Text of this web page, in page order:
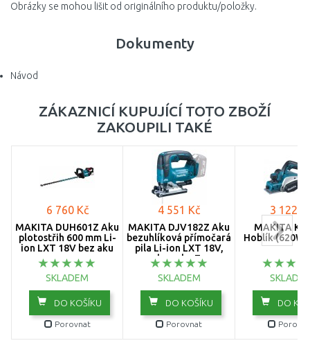
Obrázky se mohou lišit od originálního produktu/položky.
Dokumenty
Návod
ZÁKAZNICÍ KUPUJÍCÍ TOTO ZBOŽÍ
ZAKOUPILI TAKÉ
6 760 Kč
MAKITA DUH601Z Aku
plotostřih 600 mm Li-
ion LXT 18V bez aku
SKLADEM
DO KOŠÍKU
Porovnat
4 551 Kč
MAKITA DJV182Z Aku
bezuhlíková přímočará
pila Li-ion LXT 18V,
bez aku Z
SKLADEM
DO KOŠÍKU
Porovnat
3 122
MAKITA
Hoblík (620W/
DO